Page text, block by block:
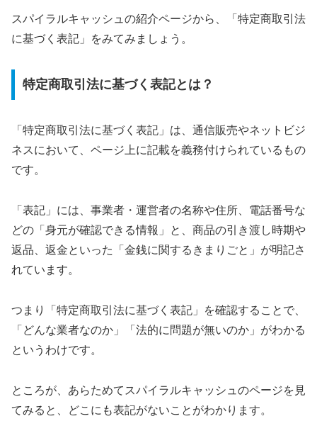
スパイラルキャッシュの紹介ページから、「特定商取引法
に基づく表記」をみてみましょう。
特定商取引法に基づく表記とは？
「特定商取引法に基づく表記」は、通信販売やネットビジ
ネスにおいて、ページ上に記載を義務付けられているもの
です。
「表記」には、事業者・運営者の名称や住所、電話番号な
どの「身元が確認できる情報」と、商品の引き渡し時期や
返品、返金といった「金銭に関するきまりごと」が明記さ
れています。
つまり「特定商取引法に基づく表記」を確認することで、
「どんな業者なのか」「法的に問題が無いのか」がわかる
というわけです。
ところが、あらためてスパイラルキャッシュのページを見
てみると、どこにも表記がないことがわかります。